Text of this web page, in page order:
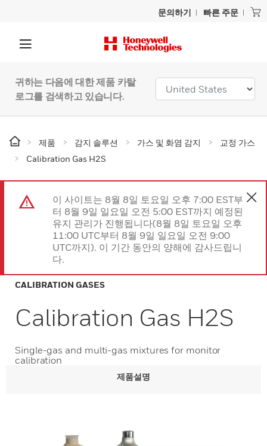
문의하기 빠른 주문
귀하는 다음에 대한 제품 카탈
로그를 검색하고 있습니다.
제품 감지 솔루션 가스 및 화염 감지
교정 가스
Calibration Gas H2S
이 사이트는 8월 8일 토요일 오후 7:00 EST부
터 8월 9일 일요일 오전 5:00 EST까지 예정된
유지 관리가 진행됩니다(8월 8일 토요일 오후
11:00 UTC부터 8월 9일 일요일 오전 9:00
UTC까지). 이 기간 동안의 양해에 감사드립니
다.
CALIBRATION GASES
Calibration Gas H2S
Single-gas and multi-gas mixtures for monitor
calibration
제품설명